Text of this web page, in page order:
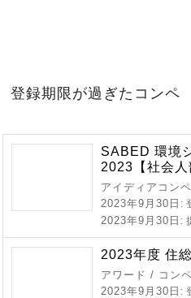
登録期限が過ぎたコンペ
SABED 環境
2023【社会
アイディアコン
2023年9月30日 :
2023年9月30日 :
2023年度 住
アワード / コン
2023年9月30日 :